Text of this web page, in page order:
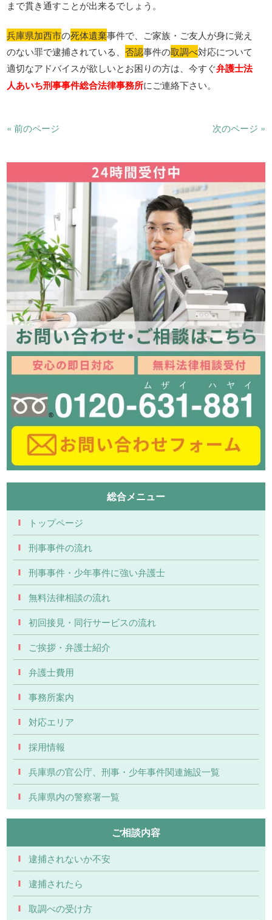
まで貫き通すことが出来るでしょう。
兵庫県加西市の死体遺棄事件で、ご家族・ご友人が身に覚え
のない罪で逮捕されている、否認事件の取調べ対応について
適切なアドバイスが欲しいとお困りの方は、今すぐ弁護士法
人あいち刑事事件総合法律事務所にご連絡下さい。
« 前のページ 次のページ »
総合メニュー
トップページ
刑事事件の流れ
刑事事件・少年事件に強い弁護士
無料法律相談の流れ
初回接見・同行サービスの流れ
ご挨拶・弁護士紹介
弁護士費用
事務所案内
対応エリア
採用情報
兵庫県の官公庁、刑事・少年事件関連施設一覧
兵庫県内の警察署一覧
ご相談内容
逮捕されないか不安
逮捕されたら
取調べの受け方